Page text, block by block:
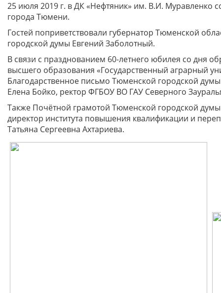
25 июля 2019 г. в ДК «Нефтяник» им. В.И. Муравленко
города Тюмени.
Гостей поприветствовали губернатор Тюменской
городской думы Евгений Заболотный.
В связи с празднованием 60-летнего юбилея со дня
высшего образования «Государственный аграрный
Благодарственное письмо Тюменской городской
Елена Бойко, ректор ФГБОУ ВО ГАУ Северного
Также Почётной грамотой Тюменской городской
директор института повышения квалификации и
Татьяна Сергеевна Ахтариева.